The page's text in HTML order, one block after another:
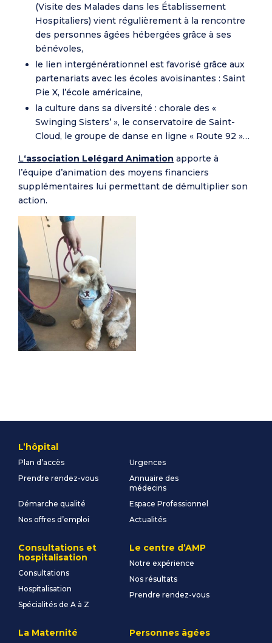
(Visite des Malades dans les Établissement
Hospitaliers) vient régulièrement à la rencontre
des personnes âgées hébergées grâce à ses
bénévoles,
le lien intergénérationnel est favorisé grâce aux
partenariats avec les écoles avoisinantes : Saint
Pie X, l’école américaine,
la culture dans sa diversité : chorale des «
Swinging Sisters’ », le conservatoire de Saint-
Cloud, le groupe de danse en ligne « Route 92 »…
L‘association Lelégard Animation apporte à
l’équipe d’animation des moyens financiers
supplémentaires lui permettant de démultiplier son
action.
L’hôpital
Plan d’accès
Urgences
Prendre rendez-vous
Annuaire des
médecins
Démarche qualité
Espace Professionnel
Nos offres d’emploi
Actualités
Consultations et
hospitalisation
Consultations
Hospitalisation
Spécialités de A à Z
Le centre d’AMP
Notre expérience
Nos résultats
Prendre rendez-vous
La Maternité Personnes âgées